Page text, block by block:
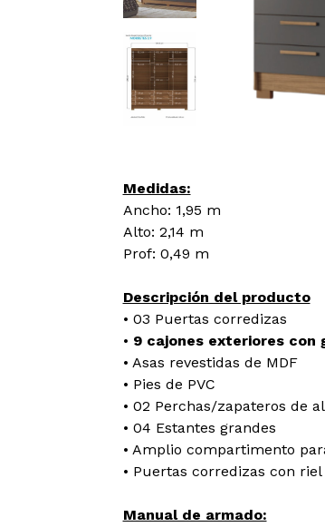
Medidas:
Ancho: 1,95 m
Alto: 2,14 m
Prof: 0,49 m
Descripción del producto
• 03 Puertas corredizas
• 9 cajones exteriores con
• Asas revestidas de MDF
• Pies de PVC
• 02 Perchas/zapateros de
• 04 Estantes grandes
• Amplio compartimento
• Puertas corredizas con
Manual de armado: